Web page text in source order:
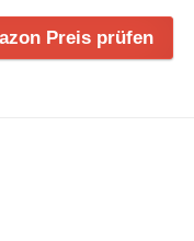
Preis prüfen